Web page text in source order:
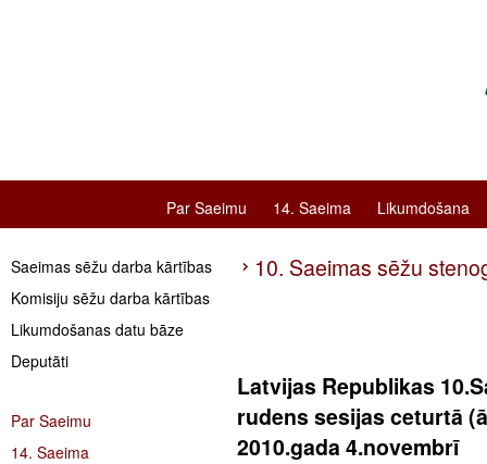
Par Saeimu 14. Saeima Likumdošana
Saeimas sēžu darba kārtības
Komisiju sēžu darba kārtības
Likumdošanas datu bāze
Deputāti
Par Saeimu
14. Saeima
10. Saeimas sēžu
Latvijas Republikas
rudens sesijas ceturtā
2010.gada 4.novembrī